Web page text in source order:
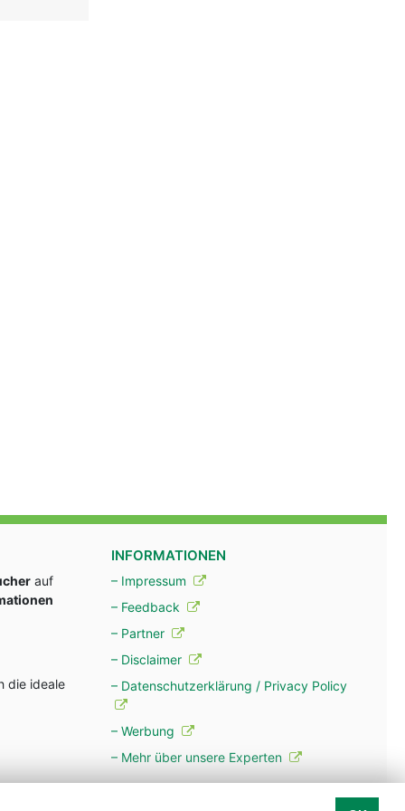
auf
die ideale
INFORMATIONEN
– Impressum
– Feedback
– Partner
– Disclaimer
– Datenschutzerklärung / Privacy Policy
– Werbung
– Mehr über unsere Experten